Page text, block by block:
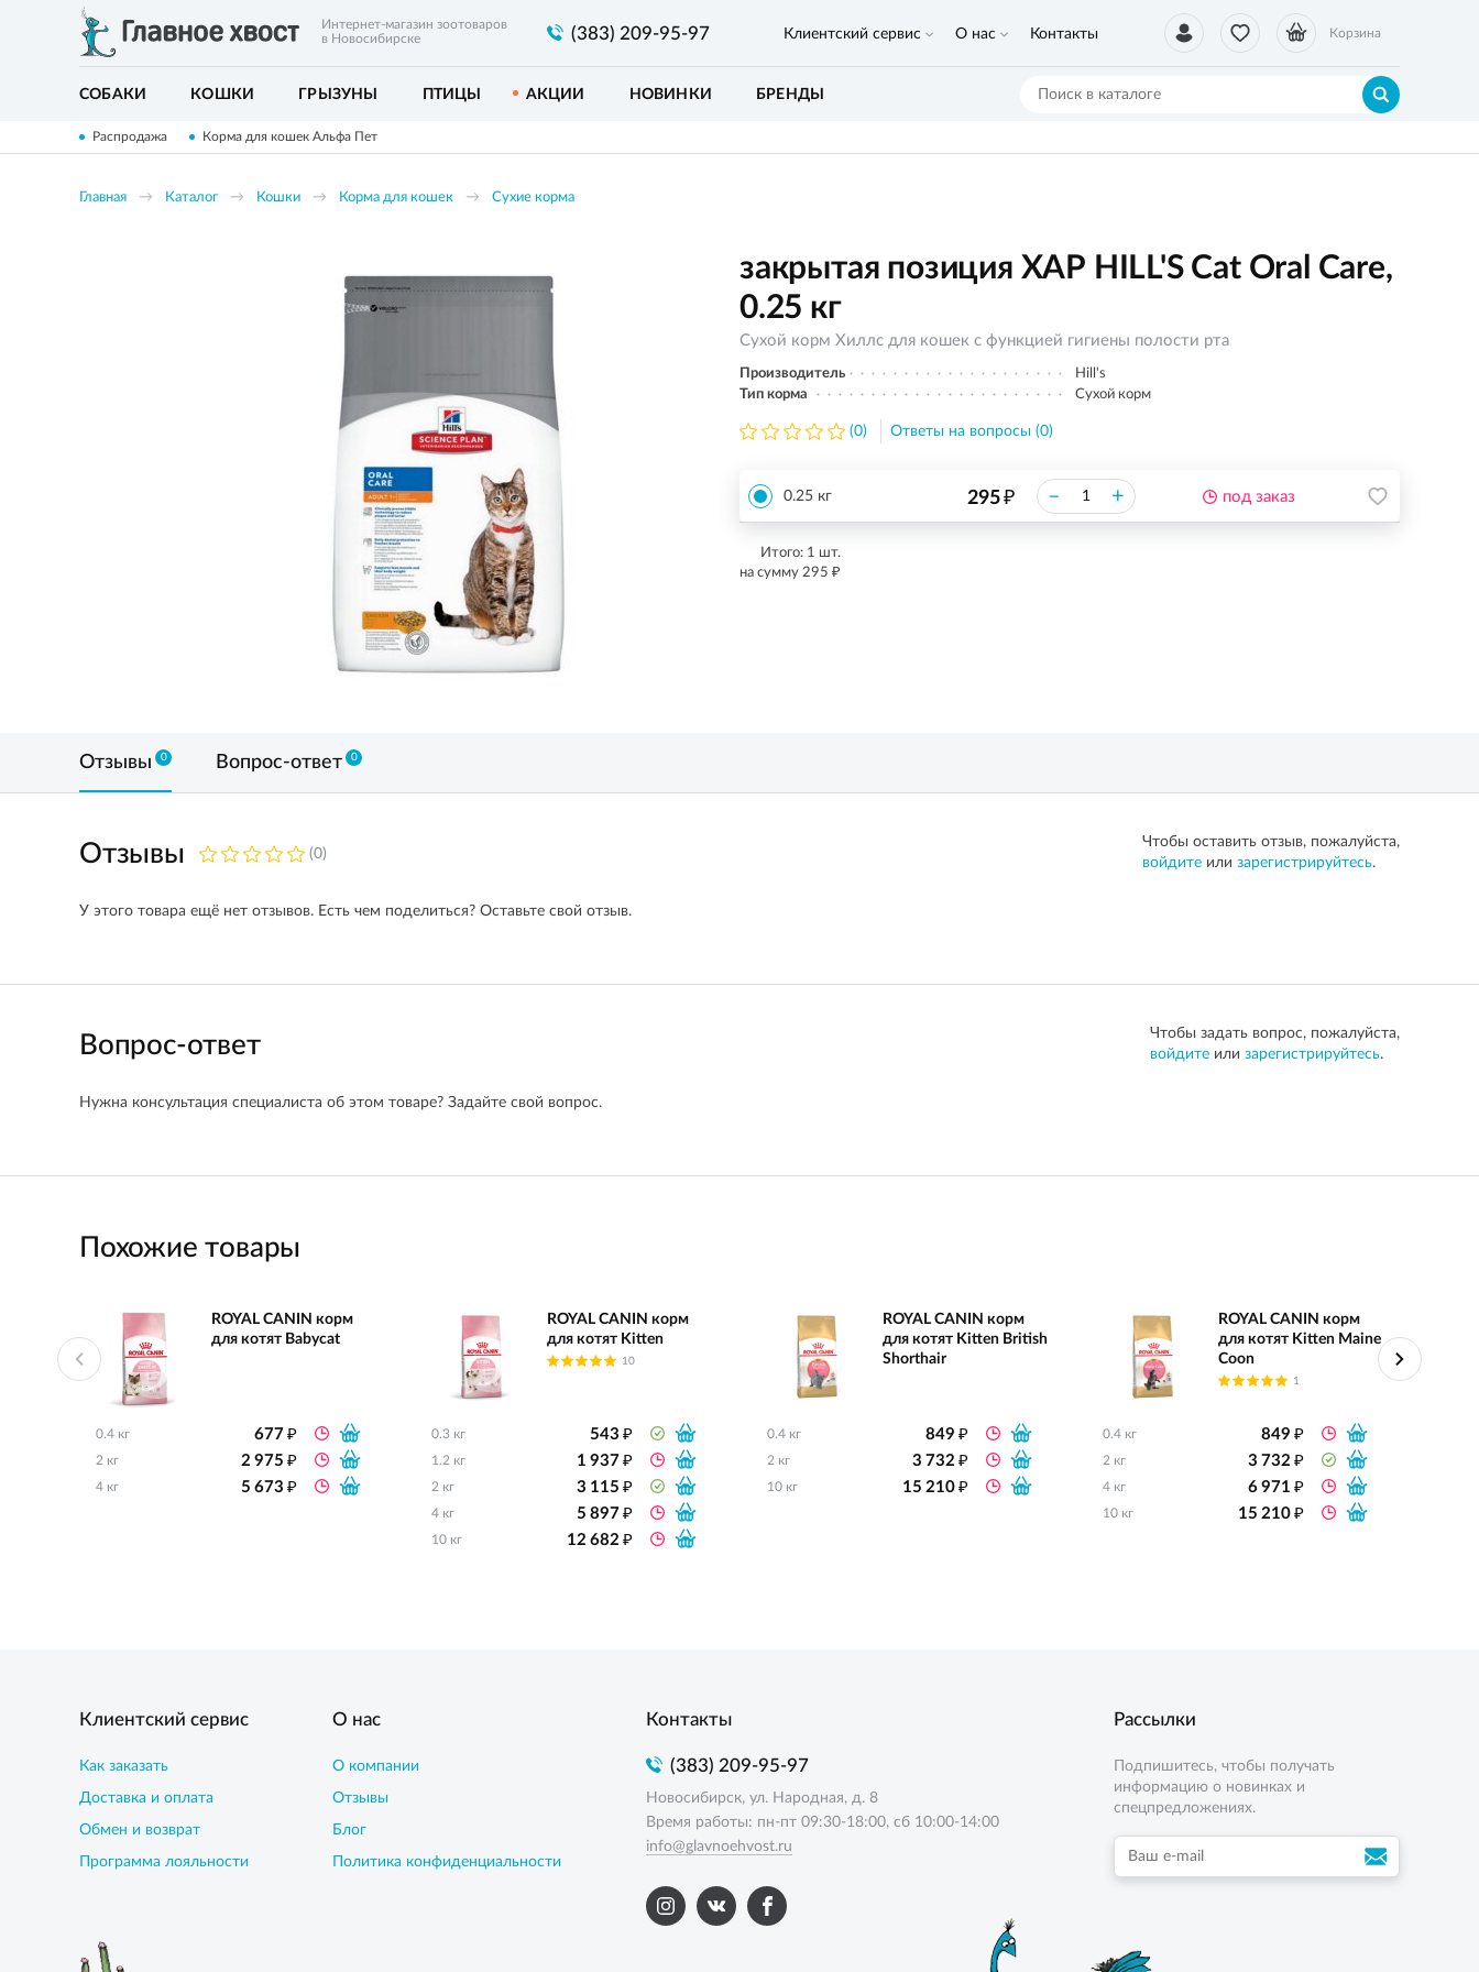
Интернет-магазин зоотоваров
в Новосибирске
(383) 209-95-97 Корзина
Клиентский сервис О нас Контакты
СОБАКИ КОШКИ ГРЫЗУНЫ ПТИЦЫ АКЦИИ НОВИНКИ БРЕНДЫ
Распродажа Корма для кошек Альфа Пет
Главная Каталог Кошки Корма для кошек Сухие корма
закрытая позиция ХАР HILL'S Cat Oral Care,
0.25 кг
Сухой корм Хиллс для кошек с функцией гигиены полости рта
Производитель
Hill's
Тип корма
Сухой корм
(0) Ответы на вопросы (0)
0.25 кг 295₽ – + под заказ
Итого: 1 шт.
на сумму 295 ₽
Отзывы 0 Вопрос-ответ 0
Отзывы (0)
Чтобы оставить отзыв, пожалуйста,
войдите или зарегистрируйтесь.
У этого товара ещё нет отзывов. Есть чем поделиться? Оставьте свой отзыв.
Вопрос-ответ
Чтобы задать вопрос, пожалуйста,
войдите или зарегистрируйтесь.
Нужна консультация специалиста об этом товаре? Задайте свой вопрос.
Похожие товары
ROYAL CANIN корм
для котят Babycat
0.4 кг 677₽
2 кг 2 975₽
4 кг 5 673₽
ROYAL CANIN корм
для котят Kitten
10
0.3 кг 543₽
1.2 кг 1 937₽
2 кг 3 115₽
4 кг 5 897₽
10 кг 12 682₽
ROYAL CANIN корм
для котят Kitten British
Shorthair
0.4 кг 849₽
2 кг 3 732₽
10 кг 15 210₽
ROYAL CANIN корм
для котят Kitten Maine
Coon
1
0.4 кг 849₽
2 кг 3 732₽
4 кг 6 971₽
10 кг 15 210₽
Клиентский сервис
Как заказать
Доставка и оплата
Обмен и возврат
Программа лояльности
О нас
О компании
Отзывы
Блог
Политика конфиденциальности
Контакты
(383) 209-95-97
Новосибирск, ул. Народная, д. 8
Время работы: пн-пт 09:30-18:00, сб 10:00-14:00
info@glavnoehvost.ru
Рассылки
Подпишитесь, чтобы получать
информацию о новинках и
спецпредложениях.